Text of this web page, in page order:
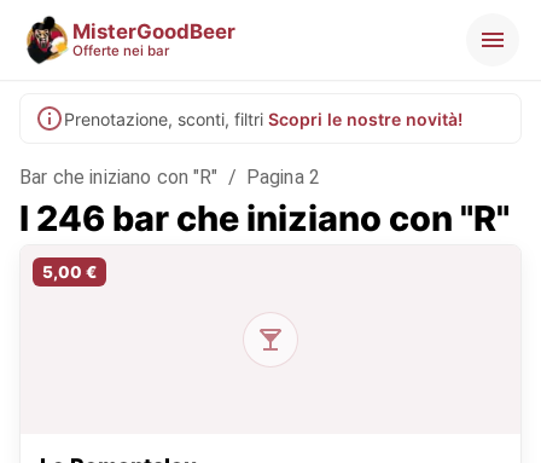
MisterGoodBeer
Offerte nei bar
Prenotazione, sconti, filtri Scopri le nostre novità!
Bar che iniziano con "R" / Pagina 2
I 246 bar che iniziano con "R"
5,00 €